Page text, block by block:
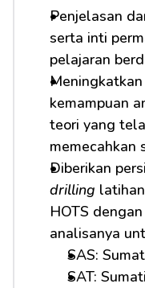
Penjelasan
serta inti
pelajaran
kemampuan
teori yang
memecahkan
drilling
HOTS
analisanya
SAS:
SAT: